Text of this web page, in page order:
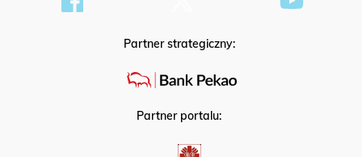
Partner strategiczny:
Partner portalu: